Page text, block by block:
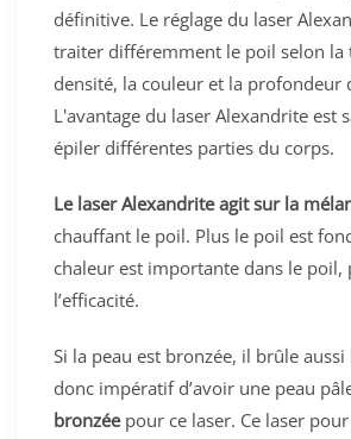
définitive. Le réglage du laser
traiter différemment le poil selon la
densité, la couleur et la profondeur
L'avantage du laser Alexandrite est
épiler différentes parties du corps.
Le laser Alexandrite agit sur la
chauffant le poil. Plus le poil est
chaleur est importante dans le poil,
l’efficacité.
Si la peau est bronzée, il brûle aussi
donc impératif d’avoir une peau
bronzéepour ce laser. Ce laser